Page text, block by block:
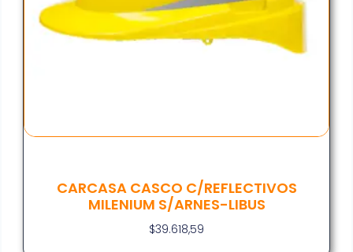
CARCASA CASCO C/REFLECTIVOS
MILENIUM S/ARNES-LIBUS
$39.618,59